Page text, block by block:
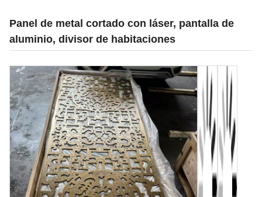
Panel de metal cortado con láser, pantalla de
aluminio, divisor de habitaciones